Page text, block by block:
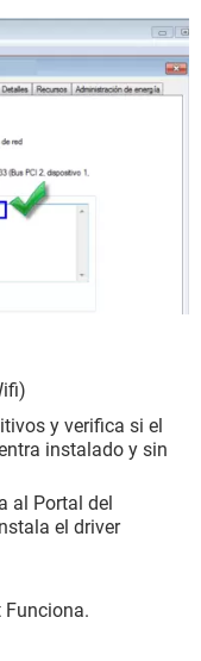
y verifica si el
instalado y sin
al Portal del
el driver